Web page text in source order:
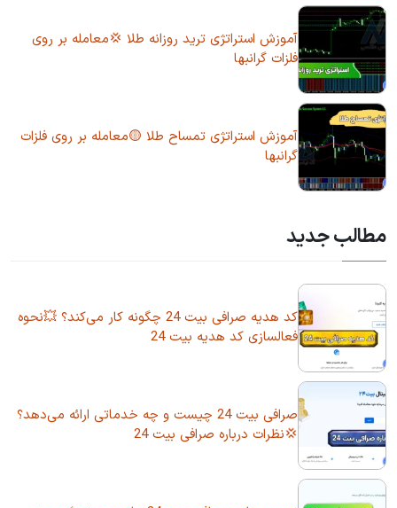
آموزش استراتژی ترید روزانه طلا 💢معامله بر روی
فلزات گرانبها
آموزش استراتژی تمساح طلا 🟡معامله بر روی فلزات
گرانبها
مطالب جدید
کد هدیه صرافی بیت 24 چگونه کار می‌کند؟ 💥نحوه
فعالسازی کد هدیه بیت 24
صرافی بیت 24 چیست و چه خدماتی ارائه می‌دهد؟
💢نظرات درباره صرافی بیت 24